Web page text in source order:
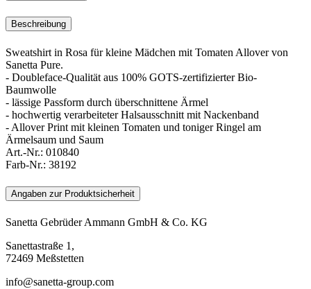
Beschreibung
Sweatshirt in Rosa für kleine Mädchen mit Tomaten Allover von
Sanetta Pure.
- Doubleface-Qualität aus 100% GOTS-zertifizierter Bio-
Baumwolle
- lässige Passform durch überschnittene Ärmel
- hochwertig verarbeiteter Halsausschnitt mit Nackenband
- Allover Print mit kleinen Tomaten und toniger Ringel am
Ärmelsaum und Saum
Art.-Nr.: 010840
Farb-Nr.: 38192
Angaben zur Produktsicherheit
Sanetta Gebrüder Ammann GmbH & Co. KG
Sanettastraße 1,
72469 Meßstetten
info@sanetta-group.com